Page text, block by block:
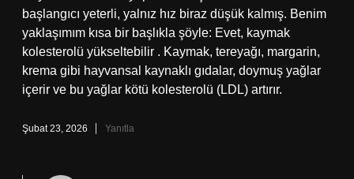
başlangıcı yeterli, yalnız hız biraz düşük kalmış. Benim
yaklaşımım kısa bir başlıkla şöyle: Evet, kaymak
kolesterolü yükseltebilir . Kaymak, tereyağı, margarin,
krema gibi hayvansal kaynaklı gıdalar, doymuş yağlar
içerir ve bu yağlar kötü kolesterolü (LDL) artırır.
Şubat 23, 2026 Yanıtla